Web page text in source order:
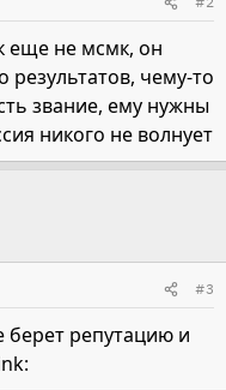
еще не мсмк, он
результатов, чему-то
звание, ему нужны
никого не волнует
#3
берет репутацию и